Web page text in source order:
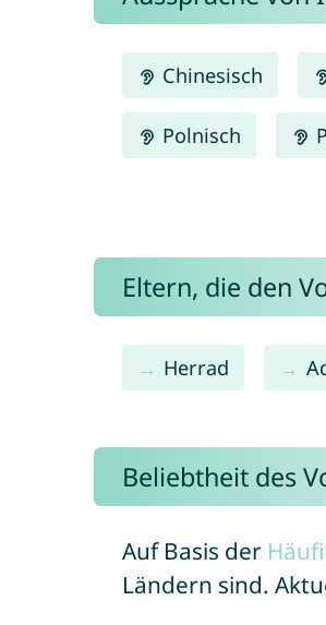
Chinesisch
Polnisch
Eltern, die den
Herrad
Beliebtheit des
Auf Basis der
Ländern sind.